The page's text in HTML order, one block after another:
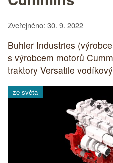
Zveřejněno: 30. 9. 2022
Buhler Industries
s výrobcem motorů
traktory Versatile
ze světa